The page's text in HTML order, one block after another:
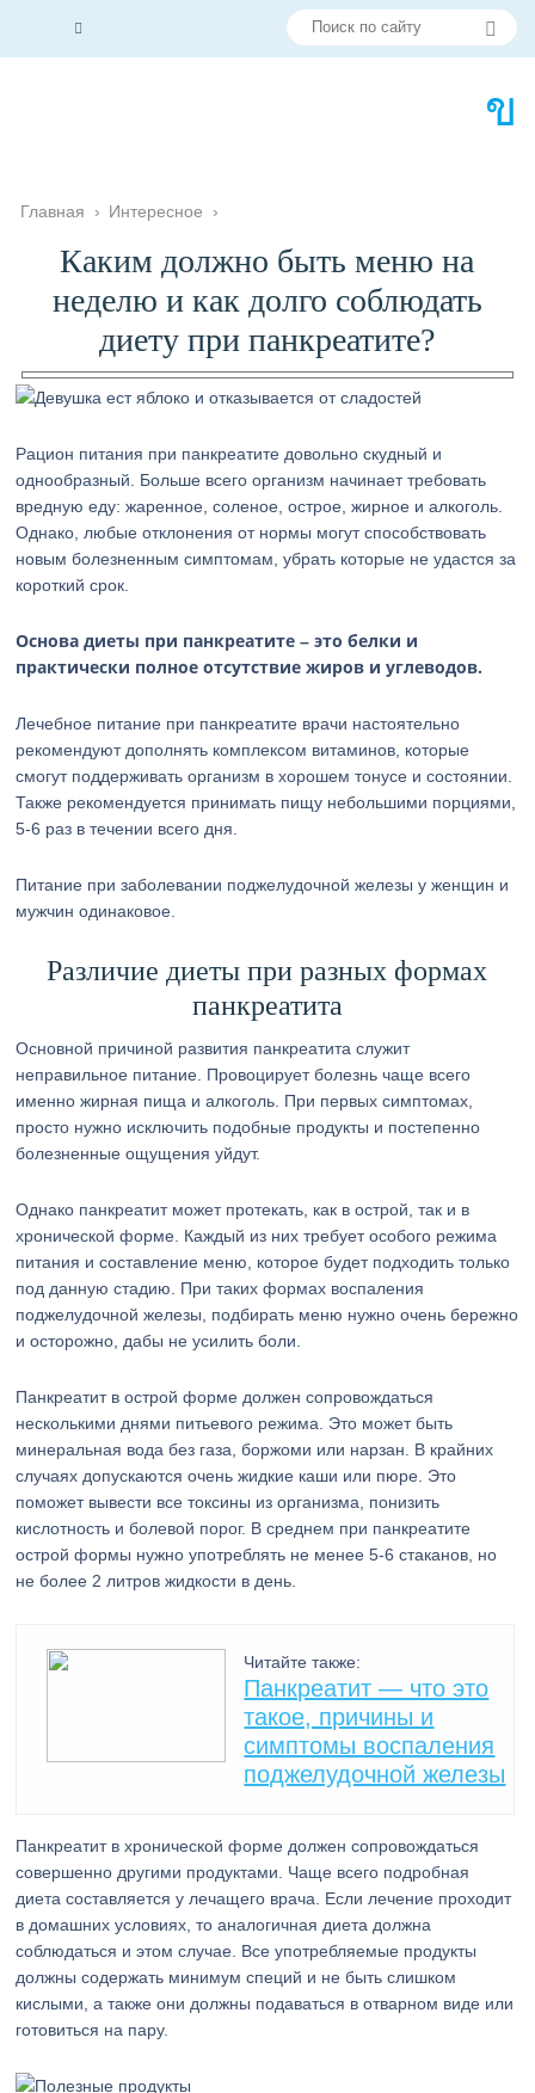
Главная › Интересное ›
Каким должно быть меню на
неделю и как долго соблюдать
диету при панкреатите?
Рацион питания при панкреатите довольно скудный и
однообразный. Больше всего организм начинает требовать
вредную еду: жаренное, соленое, острое, жирное и алкоголь.
Однако, любые отклонения от нормы могут способствовать
новым болезненным симптомам, убрать которые не удастся за
короткий срок.
Основа диеты при панкреатите – это белки и
практически полное отсутствие жиров и углеводов.
Лечебное питание при панкреатите врачи настоятельно
рекомендуют дополнять комплексом витаминов, которые
смогут поддерживать организм в хорошем тонусе и состоянии.
Также рекомендуется принимать пищу небольшими порциями,
5-6 раз в течении всего дня.
Питание при заболевании поджелудочной железы у женщин и
мужчин одинаковое.
Различие диеты при разных формах
панкреатита
Основной причиной развития панкреатита служит
неправильное питание. Провоцирует болезнь чаще всего
именно жирная пища и алкоголь. При первых симптомах,
просто нужно исключить подобные продукты и постепенно
болезненные ощущения уйдут.
Однако панкреатит может протекать, как в острой, так и в
хронической форме. Каждый из них требует особого режима
питания и составление меню, которое будет подходить только
под данную стадию. При таких формах воспаления
поджелудочной железы, подбирать меню нужно очень бережно
и осторожно, дабы не усилить боли.
Панкреатит в острой форме должен сопровождаться
несколькими днями питьевого режима. Это может быть
минеральная вода без газа, боржоми или нарзан. В крайних
случаях допускаются очень жидкие каши или пюре. Это
поможет вывести все токсины из организма, понизить
кислотность и болевой порог. В среднем при панкреатите
острой формы нужно употреблять не менее 5-6 стаканов, но
не более 2 литров жидкости в день.
Читайте также:
Панкреатит — что это
такое, причины и
симптомы воспаления
поджелудочной железы
Панкреатит в хронической форме должен сопровождаться
совершенно другими продуктами. Чаще всего подробная
диета составляется у лечащего врача. Если лечение проходит
в домашних условиях, то аналогичная диета должна
соблюдаться и этом случае. Все употребляемые продукты
должны содержать минимум специй и не быть слишком
кислыми, а также они должны подаваться в отварном виде или
готовиться на пару.